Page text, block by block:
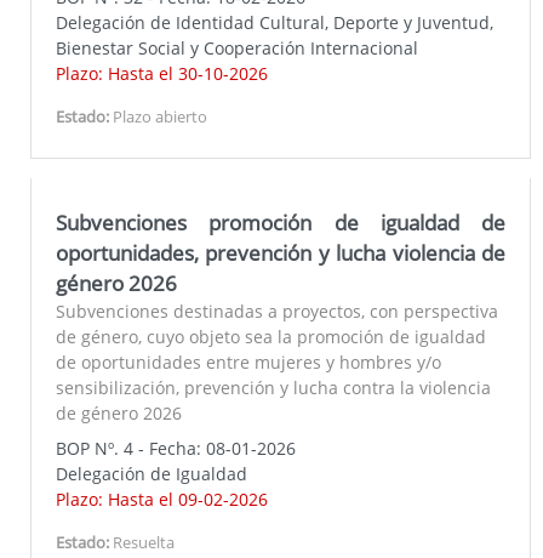
Delegación de Identidad Cultural, Deporte y Juventud,
Bienestar Social y Cooperación Internacional
Plazo: Hasta el 30-10-2026
Estado: Plazo abierto
Subvenciones promoción de igualdad de
oportunidades, prevención y lucha violencia de
género 2026
Subvenciones destinadas a proyectos, con perspectiva
de género, cuyo objeto sea la promoción de igualdad
de oportunidades entre mujeres y hombres y/o
sensibilización, prevención y lucha contra la violencia
de género 2026
BOP Nº. 4 - Fecha: 08-01-2026
Delegación de Igualdad
Plazo: Hasta el 09-02-2026
Estado: Resuelta